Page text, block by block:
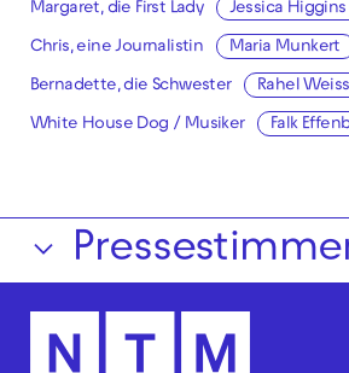
Margaret, die First Lady Jessica Higgins
Chris, eine Journalistin Maria Munkert
Bernadette, die Schwester Rahel Weiss
White House Dog / Musiker Falk